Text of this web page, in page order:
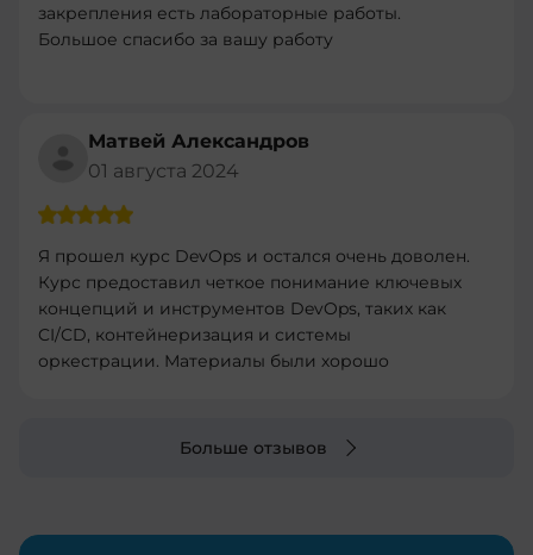
закрепления есть лабораторные работы.
Большое спасибо за вашу работу
Матвей Александров
01 августа 2024
Я прошел курс DevOps и остался очень доволен.
Курс предоставил четкое понимание ключевых
концепций и инструментов DevOps, таких как
CI/CD, контейнеризация и системы
оркестрации. Материалы были хорошо
помогли закрепить теорию. Рекомендую этот
Больше отзывов